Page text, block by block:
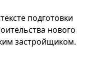
подготовки
нового
застройщиком.